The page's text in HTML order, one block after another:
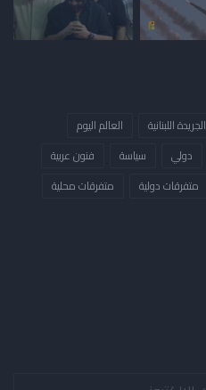
الجريدة اللبنانية
العالم اليوم
دولي سياسة
فنون عربية
متفرقات دولية
متفرقات محلية